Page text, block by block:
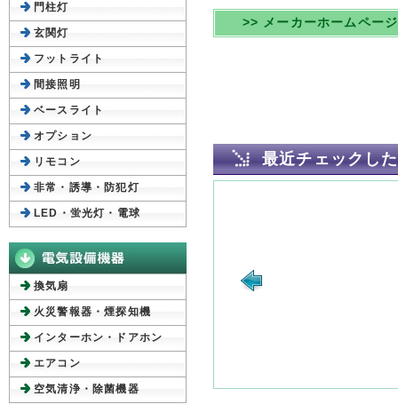
>> メーカーホームペー
最近チェックし
門柱灯
玄関灯
フットライト
間接照明
ベースライト
オプション
リモコン
非常・誘導・防犯灯
LED・蛍光灯・電球
換気扇
火災警報器・煙探知機
インターホン・ドアホン
エアコン
空気清浄・除菌機器